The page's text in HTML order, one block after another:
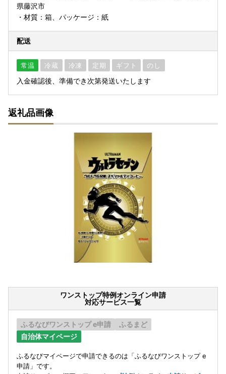
県藤沢市
・材質：箱、パッケージ：紙
配送
常温 冷蔵 冷凍 定期 ギフト のし
入金確認後、準備でき次第発送いたします
返礼品画像
ワンストップ特例オンライン申請
対応サービス一覧
ふるなびワンストップ e申請
ふるまど
自治体マイページ
ふるなびマイページで申請できるのは「ふるなびワンストップ e
申請」です。